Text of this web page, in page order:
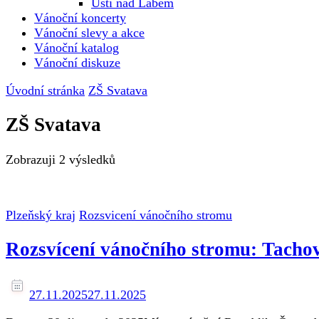
Ústí nad Labem
Vánoční koncerty
Vánoční slevy a akce
Vánoční katalog
Vánoční diskuze
Úvodní stránka ZŠ Svatava
ZŠ Svatava
Zobrazuji 2 výsledků
Plzeňský kraj Rozsvicení vánočního stromu
Rozsvícení vánočního stromu:
27.11.202527.11.2025